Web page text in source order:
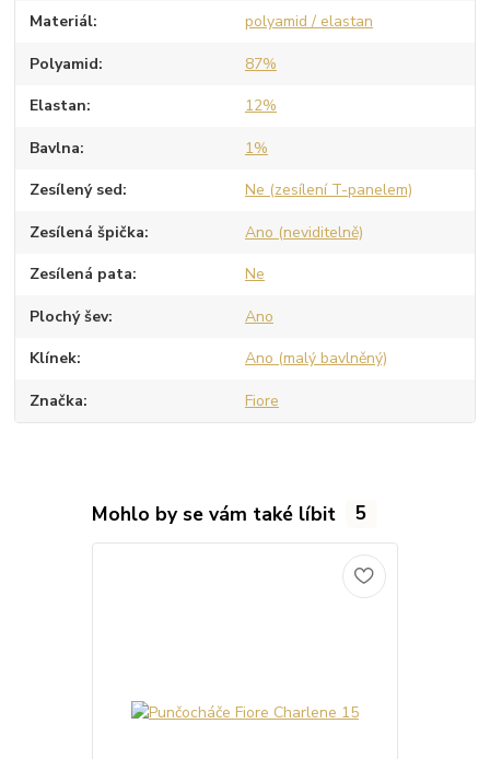
Materiál polyamid / elastan
Polyamid 87%
Elastan 12%
Bavlna 1%
Zesílený sed Ne (zesílení T-panelem)
Zesílená špička Ano (neviditelně)
Zesílená pata Ne
Plochý šev Ano
Klínek Ano (malý bavlněný)
Značka Fiore
Mohlo by se vám také líbit 5